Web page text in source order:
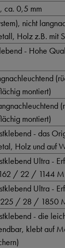
ca. 0,5 mm
nicht
Holz z.B. mit
- Hohe
montiert)
montiert)
- das
Holz und auf
Ultra -
/ 22 / 1144
Ultra -
225 / 28 / 1850
- die
klebt auf